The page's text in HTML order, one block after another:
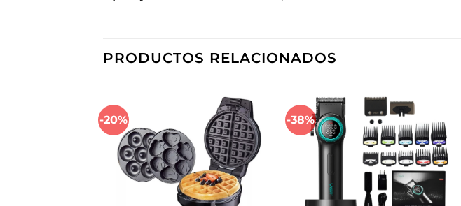
PRODUCTOS RELACIONADOS
-20%
Añadir
a la
lista de
deseos
-38%
Añadir
a la
lista de
deseos